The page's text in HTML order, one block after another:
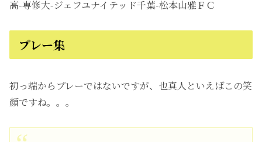
高-専修大-ジェフユナイテッド千葉-松本山雅ＦＣ
プレー集
初っ端からプレーではないですが、也真人といえばこの笑
顔ですね。。。